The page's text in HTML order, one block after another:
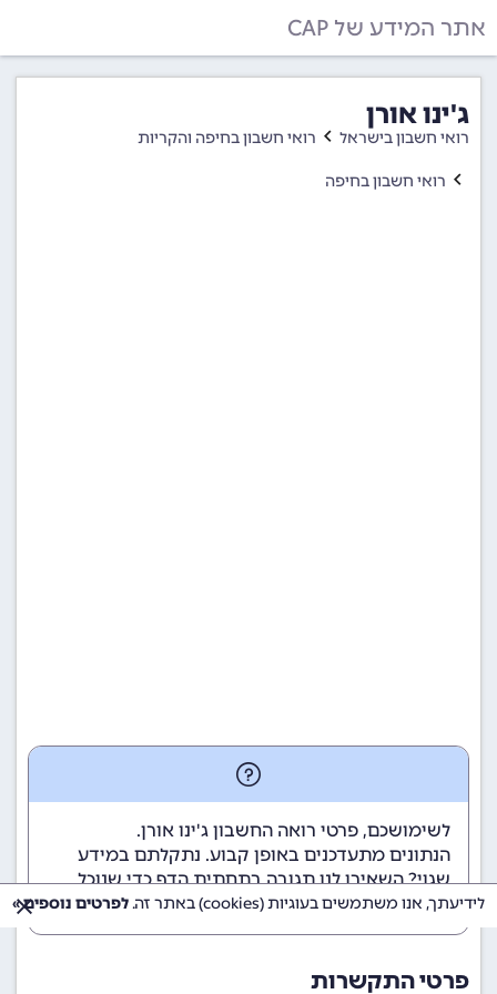
אתר המידע של CAP
ג'ינו אורן
רואי חשבון בישראל רואי חשבון בחיפה והקריות
רואי חשבון בחיפה
לשימושכם, פרטי רואה החשבון ג'ינו אורן.
הנתונים מתעדכנים באופן קבוע. נתקלתם במידע
שגוי? השאירו לנו תגובה בתחתית הדף כדי שנוכל
לטפל בבעיה בהקדם.
פרטי התקשרות
לידיעתך, אנו משתמשים בעוגיות (cookies) באתר זה. לפרטים נוספים »